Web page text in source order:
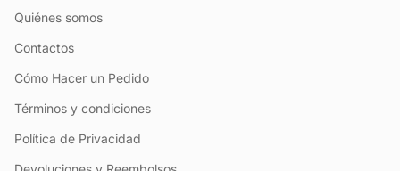
Quiénes somos
Contactos
Cómo Hacer un Pedido
Términos y condiciones
Política de Privacidad